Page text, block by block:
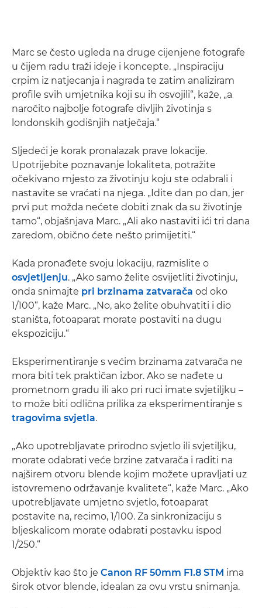
Marc se često ugleda na druge cijenjene fotografe
u čijem radu traži ideje i koncepte. „Inspiraciju
crpim iz natjecanja i nagrada te zatim analiziram
profile svih umjetnika koji su ih osvojili“, kaže, „a
naročito najbolje fotografe divljih životinja s
londonskih godišnjih natječaja.“
Sljedeći je korak pronalazak prave lokacije.
Upotrijebite poznavanje lokaliteta, potražite
očekivano mjesto za životinju koju ste odabrali i
nastavite se vraćati na njega. „Idite dan po dan, jer
prvi put možda nećete dobiti znak da su životinje
tamo“, objašnjava Marc. „Ali ako nastaviti ići tri dana
zaredom, obično ćete nešto primijetiti.“
Kada pronađete svoju lokaciju, razmislite o
osvjetljenju. „Ako samo želite osvijetliti životinju,
onda snimajte pri brzinama zatvarača od oko
1/100“, kaže Marc. „No, ako želite obuhvatiti i dio
staništa, fotoaparat morate postaviti na dugu
ekspoziciju.“
Eksperimentiranje s većim brzinama zatvarača ne
mora biti tek praktičan izbor. Ako se nađete u
prometnom gradu ili ako pri ruci imate svjetiljku –
to može biti odlična prilika za eksperimentiranje s
tragovima svjetla.
„Ako upotrebljavate prirodno svjetlo ili svjetiljku,
morate odabrati veće brzine zatvarača i raditi na
najširem otvoru blende kojim možete upravljati uz
istovremeno održavanje kvalitete“, kaže Marc. „Ako
upotrebljavate umjetno svjetlo, fotoaparat
postavite na, recimo, 1/100. Za sinkronizaciju s
bljeskalicom morate odabrati postavku ispod
1/250.“
Objektiv kao što je Canon RF 50mm F1.8 STM ima
širok otvor blende, idealan za ovu vrstu snimanja.